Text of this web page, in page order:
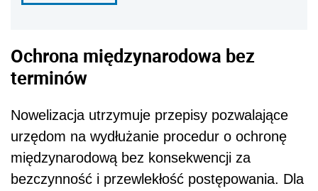
Ochrona międzynarodowa bez
terminów
Nowelizacja utrzymuje przepisy pozwalające
urzędom na wydłużanie procedur o ochronę
międzynarodową bez konsekwencji za
bezczynność i przewlekłość postępowania. Dla